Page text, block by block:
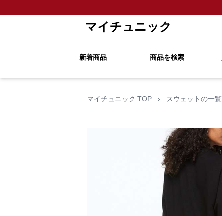
マイチュニック
新着商品 商品を検索
マイチュニック TOP › スウェットの一覧